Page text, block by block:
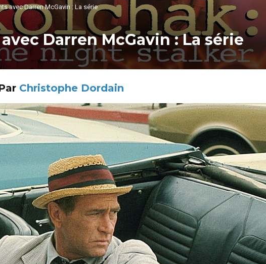
avec Darren McGavin : La série
Darren McGavin : La série
Christophe Dordain